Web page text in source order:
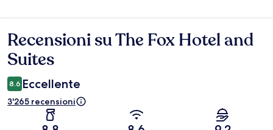
Recensioni
Recensioni su The Fox Hotel and
Suites
8.6 Eccellente
3'265 recensioni